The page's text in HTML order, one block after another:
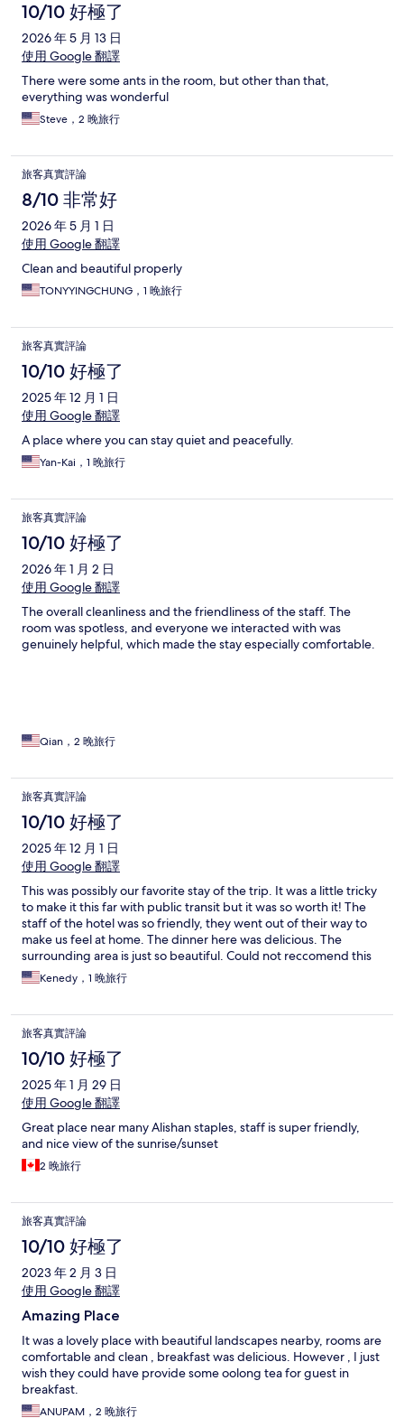
10/10 好極了
2026 年 5 月 13 日
使用 Google 翻譯
There were some ants in the room, but other than that,
everything was wonderful
Steve，2 晚旅行
旅客真實評論
8/10 非常好
2026 年 5 月 1 日
使用 Google 翻譯
Clean and beautiful properly
TONYYINGCHUNG，1 晚旅行
旅客真實評論
10/10 好極了
2025 年 12 月 1 日
使用 Google 翻譯
A place where you can stay quiet and peacefully.
Yan-Kai，1 晚旅行
旅客真實評論
10/10 好極了
2026 年 1 月 2 日
使用 Google 翻譯
The overall cleanliness and the friendliness of the staff. The
room was spotless, and everyone we interacted with was
genuinely helpful, which made the stay especially comfortable.
Qian，2 晚旅行
旅客真實評論
10/10 好極了
2025 年 12 月 1 日
使用 Google 翻譯
This was possibly our favorite stay of the trip. It was a little tricky
to make it this far with public transit but it was so worth it! The
staff of the hotel was so friendly, they went out of their way to
make us feel at home. The dinner here was delicious. The
surrounding area is just so beautiful. Could not reccomend this
stay more.
Kenedy，1 晚旅行
旅客真實評論
10/10 好極了
2025 年 1 月 29 日
使用 Google 翻譯
Great place near many Alishan staples, staff is super friendly,
and nice view of the sunrise/sunset
2 晚旅行
旅客真實評論
10/10 好極了
2023 年 2 月 3 日
使用 Google 翻譯
Amazing Place
It was a lovely place with beautiful landscapes nearby, rooms are
comfortable and clean , breakfast was delicious. However , I just
wish they could have provide some oolong tea for guest in
breakfast.
ANUPAM，2 晚旅行